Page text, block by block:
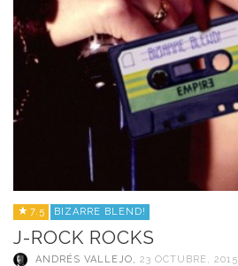
7.5 BIZARRE BLEND!
J-ROCK ROCKS
ANDRÉS VALLEJO, 23 OCTUBRE, 2015